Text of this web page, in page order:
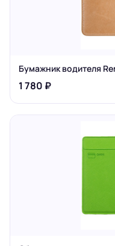
Бумажник водителя
1 780 ₽